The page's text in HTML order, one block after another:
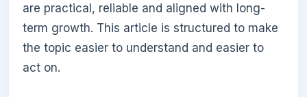
are practical, reliable and aligned with long-
term growth. This article is structured to make
the topic easier to understand and easier to
act on.